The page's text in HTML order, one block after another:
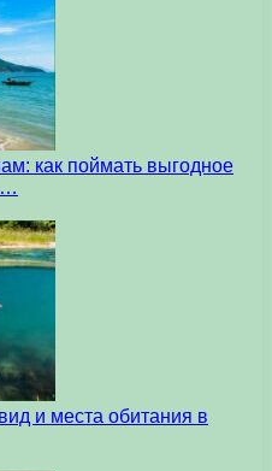
как поймать выгодное
и места обитания в